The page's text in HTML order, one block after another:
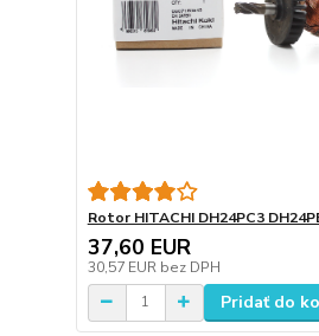
Rotor HITACHI DH24PC3
37,60 EUR
30,57 EUR bez DPH
Pridať do